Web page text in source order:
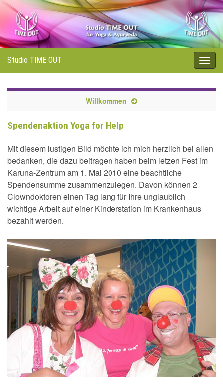
Studio TIME OUT
Willkommen
Spendenaktion Yoga for Help
Mit diesem lustigen Bild möchte ich mich herzlich bei allen
bedanken, die dazu beitragen haben beim letzen Fest im
Karuna-Zentrum am 1. Mai 2010 eine beachtliche
Spendensumme zusammenzulegen. Davon können 2
Clowndoktoren einen Tag lang für Ihre unglaublich
wichtige Arbeit auf einer Kinderstation im Krankenhaus
bezahlt werden.